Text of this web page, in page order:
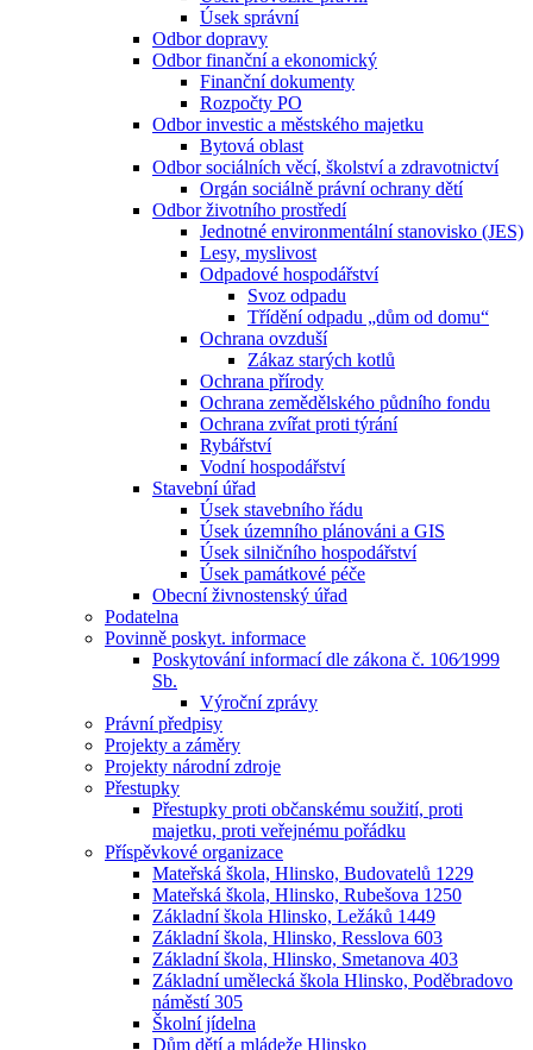
Úsek správní
Odbor dopravy
Odbor finanční a ekonomický
Finanční dokumenty
Rozpočty PO
Odbor investic a městského majetku
Bytová oblast
Odbor sociálních věcí, školství a zdravotnictví
Orgán sociálně právní ochrany dětí
Odbor životního prostředí
Jednotné environmentální stanovisko (JES)
Lesy, myslivost
Odpadové hospodářství
Svoz odpadu
Třídění odpadu „dům od domu“
Ochrana ovzduší
Zákaz starých kotlů
Ochrana přírody
Ochrana zemědělského půdního fondu
Ochrana zvířat proti týrání
Rybářství
Vodní hospodářství
Stavební úřad
Úsek stavebního řádu
Úsek územního plánováni a GIS
Úsek silničního hospodářství
Úsek památkové péče
Obecní živnostenský úřad
Podatelna
Povinně poskyt. informace
Poskytování informací dle zákona č. 106⁄1999
Sb.
Výroční zprávy
Právní předpisy
Projekty a záměry
Projekty národní zdroje
Přestupky
Přestupky proti občanskému soužití, proti
majetku, proti veřejnému pořádku
Příspěvkové organizace
Mateřská škola, Hlinsko, Budovatelů 1229
Mateřská škola, Hlinsko, Rubešova 1250
Základní škola Hlinsko, Ležáků 1449
Základní škola, Hlinsko, Resslova 603
Základní škola, Hlinsko, Smetanova 403
Základní umělecká škola Hlinsko, Poděbradovo
náměstí 305
Školní jídelna
Dům dětí a mládeže Hlinsko